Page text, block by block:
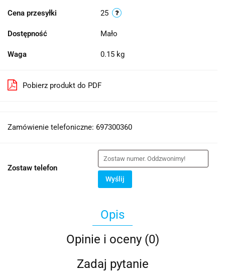
Cena przesyłki 25
Dostępność Mało
Waga 0.15 kg
Pobierz produkt do PDF
Zamówienie telefoniczne: 697300360
Zostaw telefon
Wyślij
Opis
Opinie i oceny (0)
Zadaj pytanie